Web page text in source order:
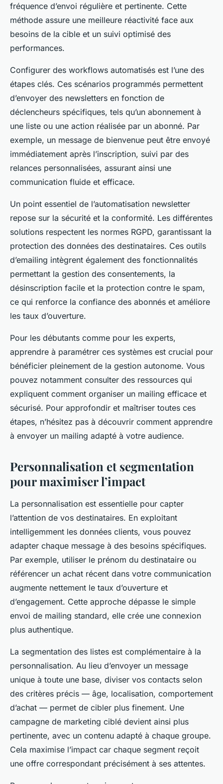
fréquence d’envoi régulière et pertinente. Cette
méthode assure une meilleure réactivité face aux
besoins de la cible et un suivi optimisé des
performances.
Configurer des workflows automatisés est l’une des
étapes clés. Ces scénarios programmés permettent
d’envoyer des newsletters en fonction de
déclencheurs spécifiques, tels qu’un abonnement à
une liste ou une action réalisée par un abonné. Par
exemple, un message de bienvenue peut être envoyé
immédiatement après l’inscription, suivi par des
relances personnalisées, assurant ainsi une
communication fluide et efficace.
Un point essentiel de l’automatisation newsletter
repose sur la sécurité et la conformité. Les différentes
solutions respectent les normes RGPD, garantissant la
protection des données des destinataires. Ces outils
d’emailing intègrent également des fonctionnalités
permettant la gestion des consentements, la
désinscription facile et la protection contre le spam,
ce qui renforce la confiance des abonnés et améliore
les taux d’ouverture.
Pour les débutants comme pour les experts,
apprendre à paramétrer ces systèmes est crucial pour
bénéficier pleinement de la gestion autonome. Vous
pouvez notamment consulter des ressources qui
expliquent comment organiser un mailing efficace et
sécurisé. Pour approfondir et maîtriser toutes ces
étapes, n’hésitez pas à découvrir comment apprendre
à envoyer un mailing adapté à votre audience.
Personnalisation et segmentation
pour maximiser l’impact
La personnalisation est essentielle pour capter
l’attention de vos destinataires. En exploitant
intelligemment les données clients, vous pouvez
adapter chaque message à des besoins spécifiques.
Par exemple, utiliser le prénom du destinataire ou
référencer un achat récent dans votre communication
augmente nettement le taux d’ouverture et
d’engagement. Cette approche dépasse le simple
envoi de mailing standard, elle crée une connexion
plus authentique.
La segmentation des listes est complémentaire à la
personnalisation. Au lieu d’envoyer un message
unique à toute une base, diviser vos contacts selon
des critères précis — âge, localisation, comportement
d’achat — permet de cibler plus finement. Une
campagne de marketing ciblé devient ainsi plus
pertinente, avec un contenu adapté à chaque groupe.
Cela maximise l’impact car chaque segment reçoit
une offre correspondant précisément à ses attentes.